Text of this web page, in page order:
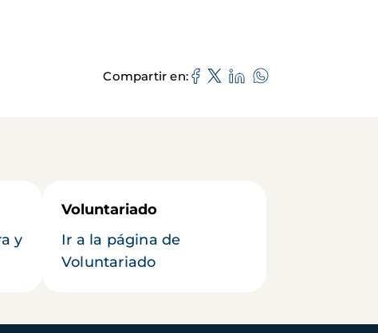
Compartir en
y
Voluntariado
Ir a la página de
Voluntariado